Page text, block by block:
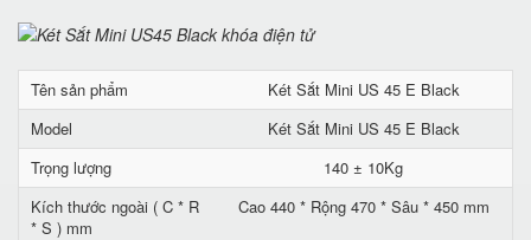
Tên sản phẩm
Két Sắt Mini US 45 E Black
Model
Két Sắt Mini US 45 E Black
Trọng lượng
140 ± 10Kg
Kích thước ngoài ( C * R
* S ) mm
Cao 440 * Rộng 470 * Sâu * 450 mm